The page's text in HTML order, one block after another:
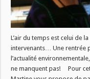
L’air du temps est celui de
intervenants… Une rentrée
l’actualité
ne manquent pas! Pour